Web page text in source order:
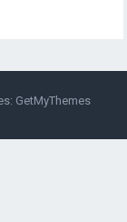
GetMyThemes